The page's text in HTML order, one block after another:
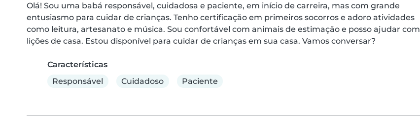
Olá! Sou uma babá responsável, cuidadosa e paciente, em início de carreira, mas com grande
entusiasmo para cuidar de crianças. Tenho certificação em primeiros socorros e adoro atividades
como leitura, artesanato e música. Sou confortável com animais de estimação e posso ajudar com
lições de casa. Estou disponível para cuidar de crianças em sua casa. Vamos conversar?
Características
Responsável
Cuidadoso Paciente